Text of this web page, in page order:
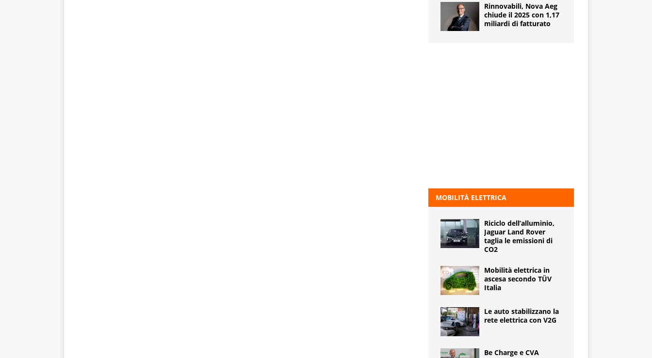
Rinnovabili, Nova Aeg
chiude il 2025 con 1,17
miliardi di fatturato
MOBILITÀ ELETTRICA
Riciclo dell’alluminio,
Jaguar Land Rover
taglia le emissioni di
CO2
Mobilità elettrica in
ascesa secondo TÜV
Italia
Le auto stabilizzano la
rete elettrica con V2G
Be Charge e CVA